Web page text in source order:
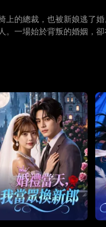
的總裁，也被新娘逃了
一場始於背叛的婚姻，